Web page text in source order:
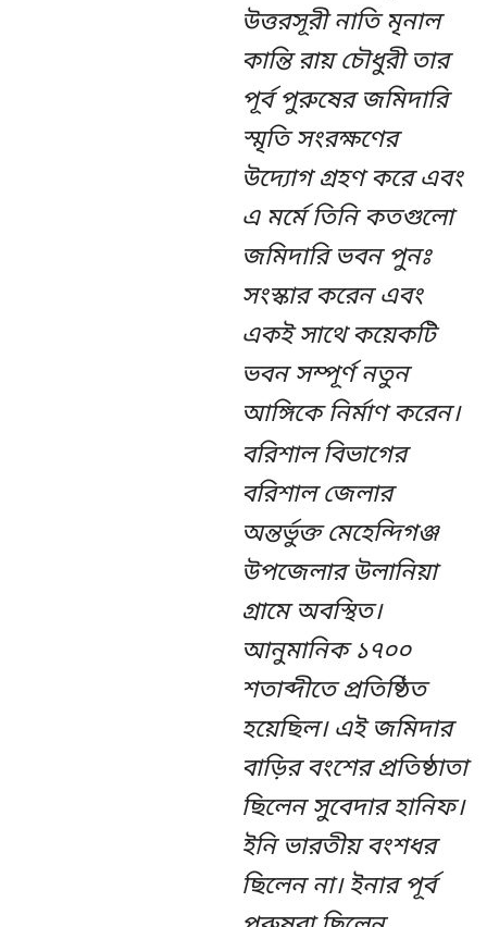
উত্তরসূরী নাতি মৃনাল
কান্তি রায় চৌধুরী তার
পূর্ব পুরুষের জমিদারি
স্মৃতি সংরক্ষণের
উদ্যোগ গ্রহণ করে এবং
এ মর্মে তিনি কতগুলো
জমিদারি ভবন পুনঃ
সংস্কার করেন এবং
একই সাথে কয়েকটি
ভবন সম্পূর্ণ নতুন
আঙ্গিকে নির্মাণ করেন।
বরিশাল বিভাগের
বরিশাল জেলার
অন্তর্ভুক্ত মেহেন্দিগঞ্জ
উপজেলার উলানিয়া
গ্রামে অবস্থিত।
আনুমানিক ১৭০০
শতাব্দীতে প্রতিষ্ঠিত
হয়েছিল। এই জমিদার
বাড়ির বংশের প্রতিষ্ঠাতা
ছিলেন সুবেদার হানিফ।
ইনি ভারতীয় বংশধর
ছিলেন না। ইনার পূর্ব